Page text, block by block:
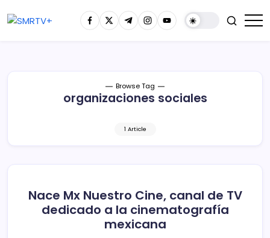
Browse Tag
organizaciones sociales
1 Article
Nace Mx Nuestro Cine, canal de TV
dedicado a la cinematografía
mexicana